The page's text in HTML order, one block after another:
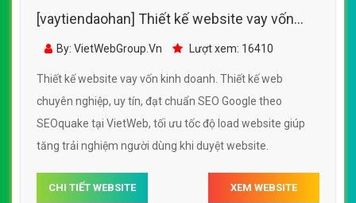
[vaytiendaohan] Thiết kế website vay vốn
kinh doanh đẹp, chuyên nghiệp chuẩn SEO
By: VietWebGroup.Vn Lượt xem: 16410
Thiết kế website vay vốn kinh doanh. Thiết kế web
chuyên nghiệp, uy tín, đạt chuẩn SEO Google theo
SEOquake tại VietWeb, tối ưu tốc độ load website giúp
tăng trải nghiệm người dùng khi duyệt website.
CHI TIẾT WEBSITE XEM WEBSITE